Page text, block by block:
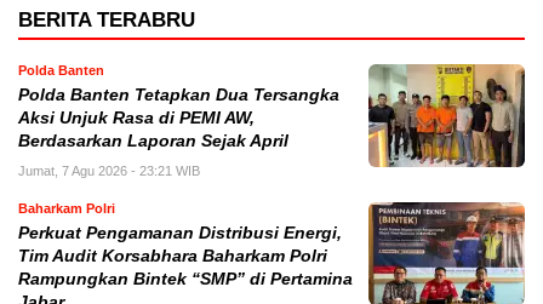
BERITA TERABRU
Polda Banten
Polda Banten Tetapkan Dua Tersangka
Aksi Unjuk Rasa di PEMI AW,
Berdasarkan Laporan Sejak April
Jumat, 7 Agu 2026 - 23:21 WIB
Baharkam Polri
Perkuat Pengamanan Distribusi Energi,
Tim Audit Korsabhara Baharkam Polri
Rampungkan Bintek “SMP” di Pertamina